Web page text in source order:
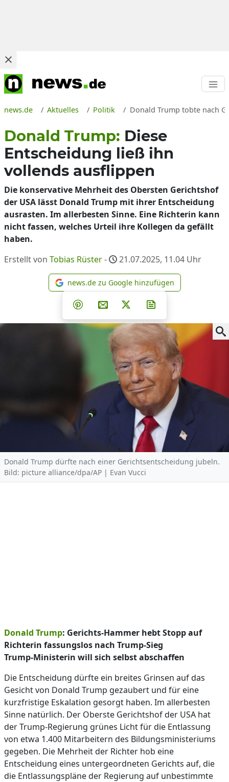
news.de Aktuelles Politik Donald Trump tobte nach
Donald Trump: Diese
Entscheidung ließ ihn
vollends ausflippen
Die konservative Mehrheit des Obersten Gerichtshof
der USA lässt Donald Trump mit ihrer Entscheidung
ausrasten. Im allerbesten Sinne. Eine Richterin kann
nicht fassen, welches Urteil ihre Kollegen da gefällt
haben.
Erstellt von Tobias Rüster- 21.07.2025, 11.04 Uhr
news.de zu Google
news.de zu Google hinzufügen
Teilen auf Facebook
Teilen auf Whatsapp
Teilen auf Telegram
Teilen auf Pinterest
Per E-Mail teilen
Post auf X
Donald Trump dürfte nach einer Gerichtsentscheidung jubeln.
Bild: picture alliance/dpa/AP | Evan Vucci
Donald Trump: Gerichts-Hammer hebt Stopp auf
Richterin fassungslos nach Trump-Sieg
Trump-Ministerin will sich selbst abschaffen
Die Entscheidung dürfte ein breites Grinsen auf das
Gesicht von Donald Trump gezaubert und für eine
kurzfristige Eskalation gesorgt haben. Im allerbesten
Sinne natürlich. Der Oberste Gerichtshof der USA hat
der Trump-Regierung grünes Licht für die Entlassung
von etwa 1.400 Mitarbeitern des Bildungsministeriums
gegeben. Die Mehrheit der Richter hob eine
Entscheidung eines untergeordneten Gerichts auf, die
die Entlassungspläne der Regierung auf unbestimmte